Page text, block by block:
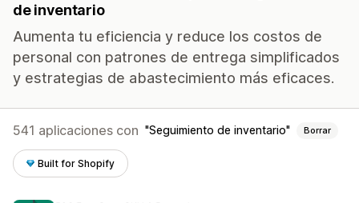
de inventario
Aumenta tu eficiencia y reduce los costos de
personal con patrones de entrega simplificados
y estrategias de abastecimiento más eficaces.
541 aplicaciones con Seguimiento de inventario Borrar
Built for Shopify